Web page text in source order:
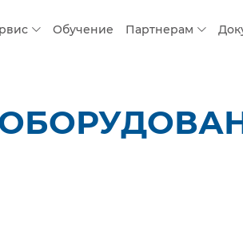
Обучение Партнерам